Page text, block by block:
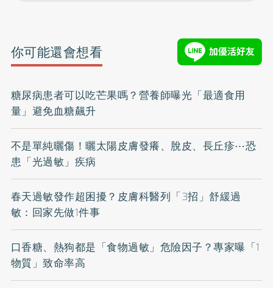
你可能還會想看
糖尿病患者可以吃芒果嗎？營養師曝光「最適食用
量」避免血糖飆升
不是單純曬傷！曬太陽皮膚發癢、脫皮、長丘疹⋯恐
患「光過敏」疾病
春天過敏發作超困擾？皮膚科醫列「3招」舒緩過
敏：回家先做1件事
口香糖、熱狗都是「食物過敏」危險因子？專家曝「1
物質」致命率高